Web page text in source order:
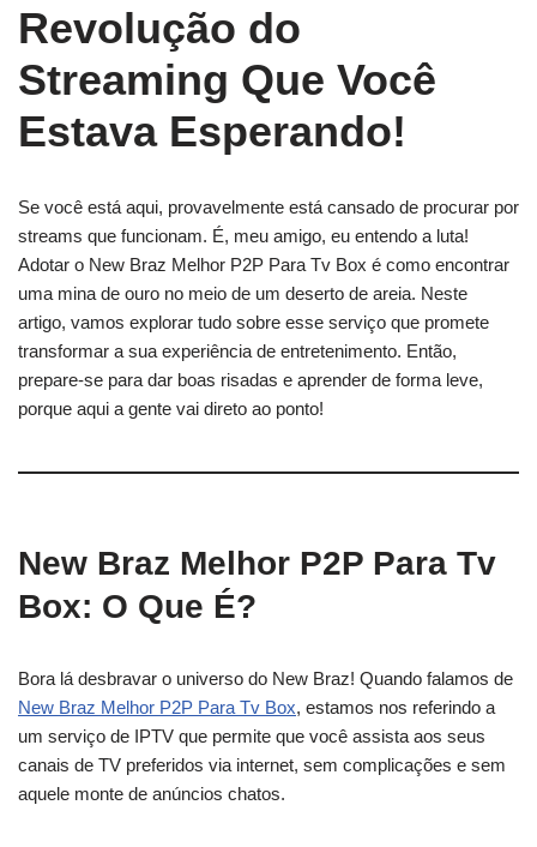
Revolução do
Streaming Que Você
Estava Esperando!
Se você está aqui, provavelmente está cansado de procurar por
streams que funcionam. É, meu amigo, eu entendo a luta!
Adotar o New Braz Melhor P2P Para Tv Box é como encontrar
uma mina de ouro no meio de um deserto de areia. Neste
artigo, vamos explorar tudo sobre esse serviço que promete
transformar a sua experiência de entretenimento. Então,
prepare-se para dar boas risadas e aprender de forma leve,
porque aqui a gente vai direto ao ponto!
New Braz Melhor P2P Para Tv
Box: O Que É?
Bora lá desbravar o universo do New Braz! Quando falamos de
New Braz Melhor P2P Para Tv Box, estamos nos referindo a
um serviço de IPTV que permite que você assista aos seus
canais de TV preferidos via internet, sem complicações e sem
aquele monte de anúncios chatos.